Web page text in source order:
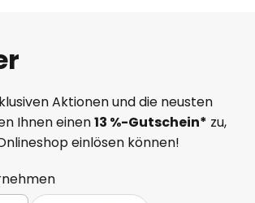
Aktionen und die neusten
Ihnen einen13 %-Gutschein* zu,
einlösen können!